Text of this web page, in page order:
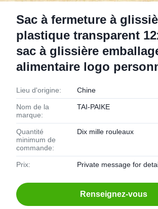
Sac à fermeture à
plastique transparent
sac à glissière
alimentaire logo
Lieu d'origine: Chine
Nom de la
marque:
TAI-PAIKE
Quantité
minimum de
commande:
Dix mille rouleaux
Prix: Private message for
Renseignez-vous